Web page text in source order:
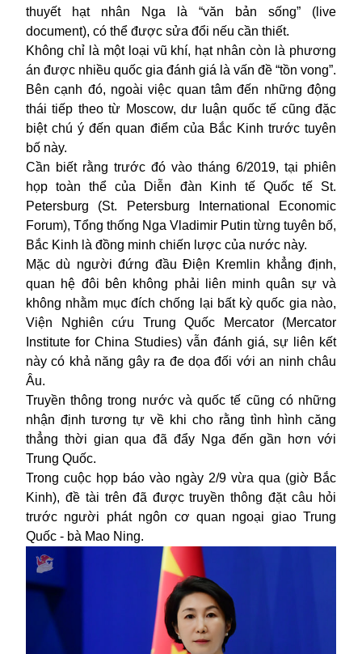
thuyết hạt nhân Nga là “văn bản sống” (live
document), có thể được sửa đổi nếu cần thiết.
Không chỉ là một loại vũ khí, hạt nhân còn là phương
án được nhiều quốc gia đánh giá là vấn đề “tồn vong”.
Bên cạnh đó, ngoài việc quan tâm đến những động
thái tiếp theo từ Moscow, dư luận quốc tế cũng đặc
biệt chú ý đến quan điểm của Bắc Kinh trước tuyên
bố này.
Cần biết rằng trước đó vào tháng 6/2019, tại phiên
họp toàn thể của Diễn đàn Kinh tế Quốc tế St.
Petersburg (St. Petersburg International Economic
Forum), Tổng thống Nga Vladimir Putin từng tuyên bố,
Bắc Kinh là đồng minh chiến lược của nước này.
Mặc dù người đứng đầu Điện Kremlin khẳng định,
quan hệ đôi bên không phải liên minh quân sự và
không nhằm mục đích chống lại bất kỳ quốc gia nào,
Viện Nghiên cứu Trung Quốc Mercator (Mercator
Institute for China Studies) vẫn đánh giá, sự liên kết
này có khả năng gây ra đe dọa đối với an ninh châu
Âu.
Truyền thông trong nước và quốc tế cũng có những
nhận định tương tự về khi cho rằng tình hình căng
thẳng thời gian qua đã đẩy Nga đến gần hơn với
Trung Quốc.
Trong cuộc họp báo vào ngày 2/9 vừa qua (giờ Bắc
Kinh), đề tài trên đã được truyền thông đặt câu hỏi
trước người phát ngôn cơ quan ngoại giao Trung
Quốc - bà Mao Ning.